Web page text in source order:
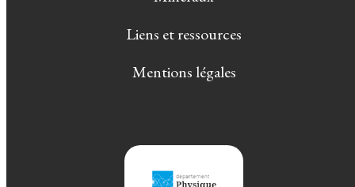
Liens et ressources
Mentions légales